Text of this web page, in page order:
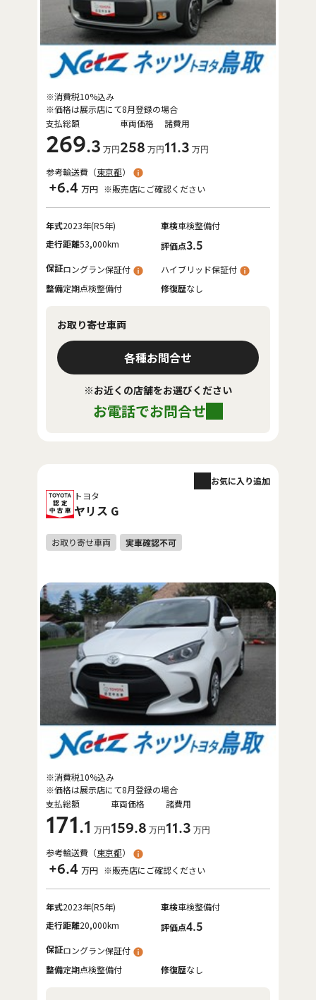
支払総額
269.3 万円
車両価格
258 万円
諸費用
11.3 万円
※消費税10%込み
※価格は展示店にて8月登録の場合
参考輸送費（東京都）
+6.4 万円 ※販売店にご確認ください
年式2023年(R5年) 車検車検整備付
走行距離53,000km 評価点3.5
保証ロングラン保証付
ハイブリッド保証付
整備定期点検整備付 修復歴なし
お取り寄せ車両
各種お問合せ
※お近くの店舗をお選びください
お電話でお問合せ
トヨタ
ヤリス G
お気に入り追加
支払総額
171.1 万円
車両価格
159.8 万円
諸費用
11.3 万円
※消費税10%込み
※価格は展示店にて8月登録の場合
参考輸送費（東京都）
+6.4 万円 ※販売店にご確認ください
年式2023年(R5年) 車検車検整備付
走行距離20,000km 評価点4.5
保証ロングラン保証付
整備定期点検整備付 修復歴なし